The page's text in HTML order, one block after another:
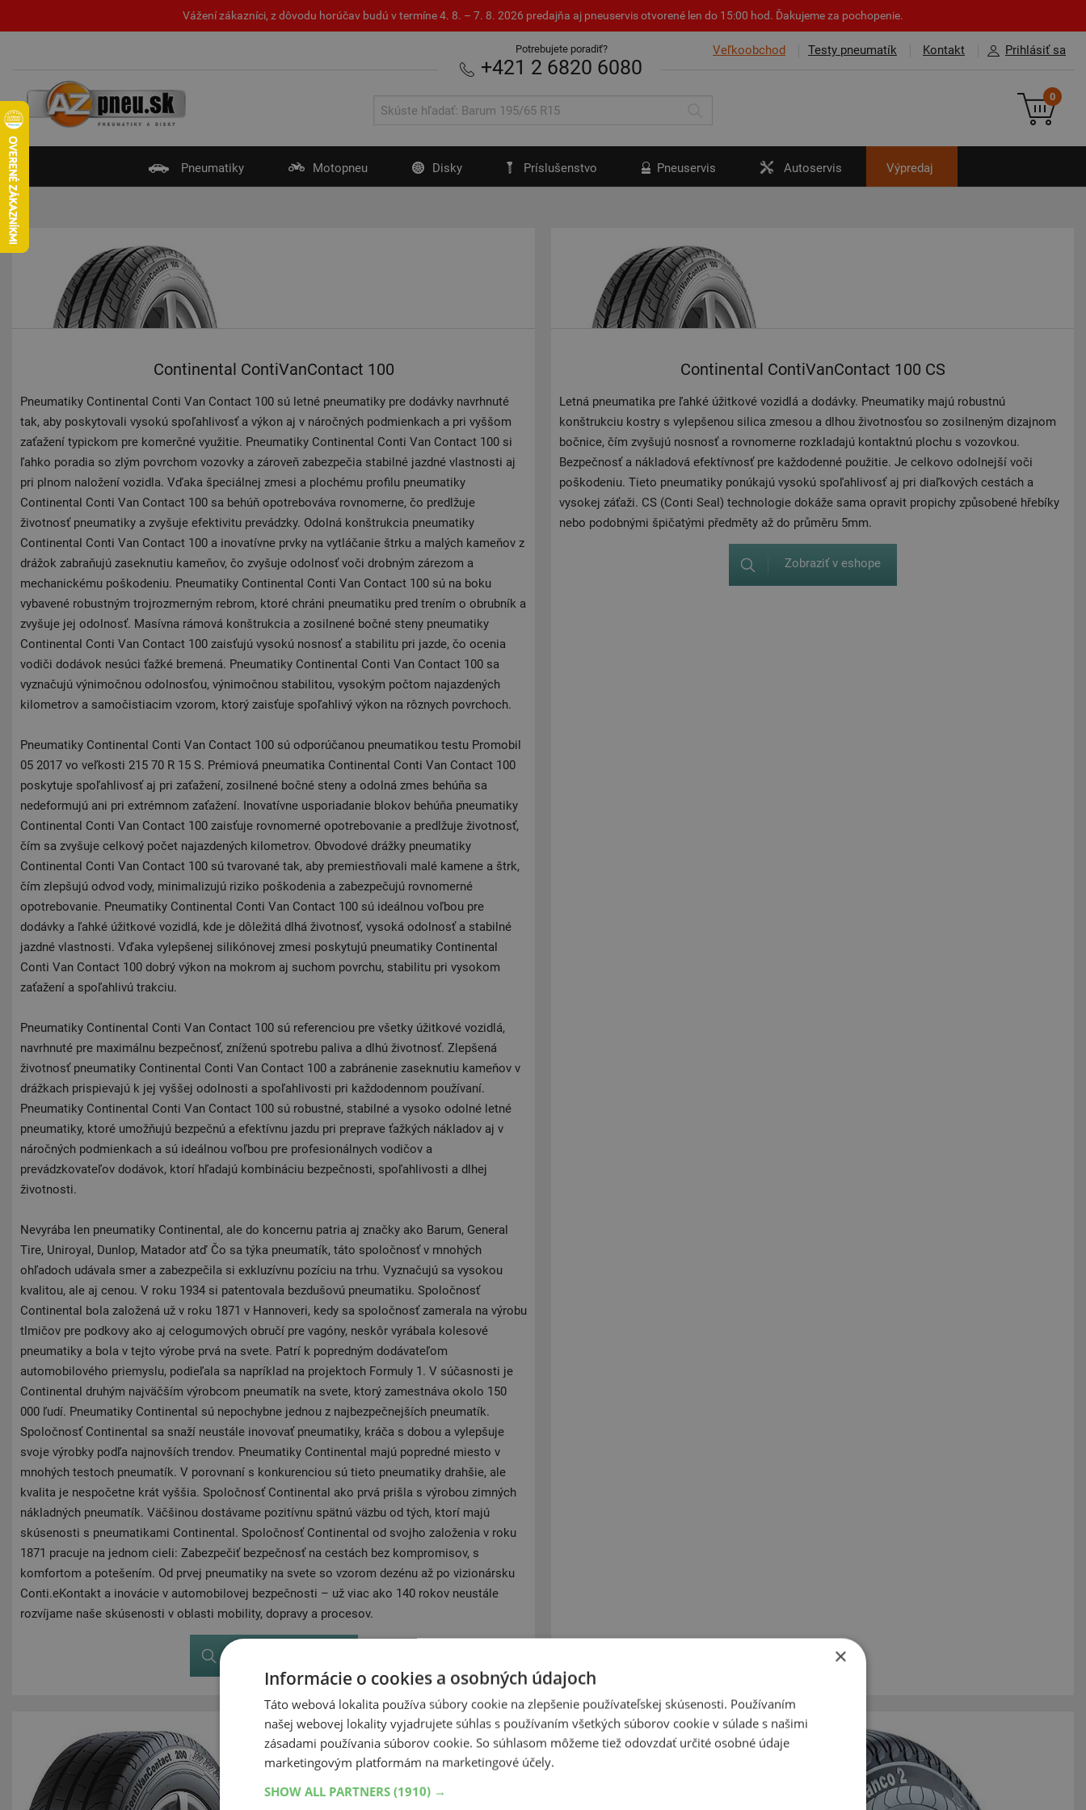
Vážení zákazníci, z dôvodu horúčav budú v termíne 4. 8. – 7. 8. 2026 predajňa aj pneuservis otvorené len do 15:00 hod. Ďakujeme za pochopenie.
Veľkoobchod Testy pneumatík Kontakt Prihlásiť sa
Potrebujete poradiť?
+421 2 6820 6080
0
Pneumatiky Motopneu Disky Príslušenstvo Pneuservis Autoservis Výpredaj
Continental ContiVanContact 100
Pneumatiky Continental Conti Van Contact 100 sú letné pneumatiky pre dodávky navrhnuté
tak, aby poskytovali vysokú spoľahlivosť a výkon aj v náročných podmienkach a pri vyššom
zaťažení typickom pre komerčné využitie. Pneumatiky Continental Conti Van Contact 100 si
ľahko poradia so zlým povrchom vozovky a zároveň zabezpečia stabilné jazdné vlastnosti aj
pri plnom naložení vozidla. Vďaka špeciálnej zmesi a plochému profilu pneumatiky
Continental Conti Van Contact 100 sa behúň opotrebováva rovnomerne, čo predlžuje
životnosť pneumatiky a zvyšuje efektivitu prevádzky. Odolná konštrukcia pneumatiky
Continental Conti Van Contact 100 a inovatívne prvky na vytláčanie štrku a malých kameňov z
drážok zabraňujú zaseknutiu kameňov, čo zvyšuje odolnosť voči drobným zárezom a
mechanickému poškodeniu. Pneumatiky Continental Conti Van Contact 100 sú na boku
vybavené robustným trojrozmerným rebrom, ktoré chráni pneumatiku pred trením o obrubník a
zvyšuje jej odolnosť. Masívna rámová konštrukcia a zosilnené bočné steny pneumatiky
Continental Conti Van Contact 100 zaisťujú vysokú nosnosť a stabilitu pri jazde, čo ocenia
vodiči dodávok nesúci ťažké bremená. Pneumatiky Continental Conti Van Contact 100 sa
vyznačujú výnimočnou odolnosťou, výnimočnou stabilitou, vysokým počtom najazdených
kilometrov a samočistiacim vzorom, ktorý zaisťuje spoľahlivý výkon na rôznych povrchoch.
Pneumatiky Continental Conti Van Contact 100 sú odporúčanou pneumatikou testu Promobil
05 2017 vo veľkosti 215 70 R 15 S. Prémiová pneumatika Continental Conti Van Contact 100
poskytuje spoľahlivosť aj pri zaťažení, zosilnené bočné steny a odolná zmes behúňa sa
nedeformujú ani pri extrémnom zaťažení. Inovatívne usporiadanie blokov behúňa pneumatiky
Continental Conti Van Contact 100 zaisťuje rovnomerné opotrebovanie a predlžuje životnosť,
čím sa zvyšuje celkový počet najazdených kilometrov. Obvodové drážky pneumatiky
Continental Conti Van Contact 100 sú tvarované tak, aby premiestňovali malé kamene a štrk,
čím zlepšujú odvod vody, minimalizujú riziko poškodenia a zabezpečujú rovnomerné
opotrebovanie. Pneumatiky Continental Conti Van Contact 100 sú ideálnou voľbou pre
dodávky a ľahké úžitkové vozidlá, kde je dôležitá dlhá životnosť, vysoká odolnosť a stabilné
jazdné vlastnosti. Vďaka vylepšenej silikónovej zmesi poskytujú pneumatiky Continental
Conti Van Contact 100 dobrý výkon na mokrom aj suchom povrchu, stabilitu pri vysokom
zaťažení a spoľahlivú trakciu.
Pneumatiky Continental Conti Van Contact 100 sú referenciou pre všetky úžitkové vozidlá,
navrhnuté pre maximálnu bezpečnosť, zníženú spotrebu paliva a dlhú životnosť. Zlepšená
životnosť pneumatiky Continental Conti Van Contact 100 a zabránenie zaseknutiu kameňov v
drážkach prispievajú k jej vyššej odolnosti a spoľahlivosti pri každodennom používaní.
Pneumatiky Continental Conti Van Contact 100 sú robustné, stabilné a vysoko odolné letné
pneumatiky, ktoré umožňujú bezpečnú a efektívnu jazdu pri preprave ťažkých nákladov aj v
náročných podmienkach a sú ideálnou voľbou pre profesionálnych vodičov a
prevádzkovateľov dodávok, ktorí hľadajú kombináciu bezpečnosti, spoľahlivosti a dlhej
životnosti.
Nevyrába len pneumatiky Continental, ale do koncernu patria aj značky ako Barum, General
Tire, Uniroyal, Dunlop, Matador atď Čo sa týka pneumatík, táto spoločnosť v mnohých
ohľadoch udávala smer a zabezpečila si exkluzívnu pozíciu na trhu. Vyznačujú sa vysokou
kvalitou, ale aj cenou. V roku 1934 si patentovala bezdušovú pneumatiku. Spoločnosť
Continental bola založená už v roku 1871 v Hannoveri, kedy sa spoločnosť zamerala na výrobu
tlmičov pre podkovy ako aj celogumových obručí pre vagóny, neskôr vyrábala kolesové
pneumatiky a bola v tejto výrobe prvá na svete. Patrí k popredným dodávateľom
automobilového priemyslu, podieľala sa napríklad na projektoch Formuly 1. V súčasnosti je
Continental druhým najväčším výrobcom pneumatík na svete, ktorý zamestnáva okolo 150
000 ľudí. Pneumatiky Continental sú nepochybne jednou z najbezpečnejších pneumatík.
Spoločnosť Continental sa snaží neustále inovovať pneumatiky, kráča s dobou a vylepšuje
svoje výrobky podľa najnovších trendov. Pneumatiky Continental majú popredné miesto v
mnohých testoch pneumatík. V porovnaní s konkurenciou sú tieto pneumatiky drahšie, ale
kvalita je nespočetne krát vyššia. Spoločnosť Continental ako prvá prišla s výrobou zimných
nákladných pneumatík. Väčšinou dostávame pozitívnu spätnú väzbu od tých, ktorí majú
skúsenosti s pneumatikami Continental. Spoločnosť Continental od svojho založenia v roku
1871 pracuje na jednom cieli: Zabezpečiť bezpečnosť na cestách bez kompromisov, s
komfortom a potešením. Od prvej pneumatiky na svete so vzorom dezénu až po vizionársku
Conti.eKontakt a inovácie v automobilovej bezpečnosti – už viac ako 140 rokov neustále
rozvíjame naše skúsenosti v oblasti mobility, dopravy a procesov.
Continental ContiVanContact 100 CS
Letná pneumatika pre ľahké úžitkové vozidlá a dodávky. Pneumatiky majú robustnú
konštrukciu kostry s vylepšenou silica zmesou a dlhou životnosťou so zosilneným dizajnom
bočnice, čím zvyšujú nosnosť a rovnomerne rozkladajú kontaktnú plochu s vozovkou.
Bezpečnosť a nákladová efektívnosť pre každodenné použitie. Je celkovo odolnejší voči
poškodeniu. Tieto pneumatiky ponúkajú vysokú spoľahlivosť aj pri diaľkových cestách a
vysokej záťaži. CS (Conti Seal) technologie dokáže sama opravit propichy způsobené hřebíky
nebo podobnými špičatými předměty až do průměru 5mm.
Zobraziť v eshope
×
Informácie o cookies a osobných údajoch
Táto webová lokalita používa súbory cookie na zlepšenie používateľskej skúsenosti. Používaním
našej webovej lokality vyjadrujete súhlas s používaním všetkých súborov cookie v súlade s našimi
zásadami používania súborov cookie. So súhlasom môžeme tiež odovzdať určité osobné údaje
marketingovým platformám na marketingové účely.
SHOW ALL PARTNERS (1910) →